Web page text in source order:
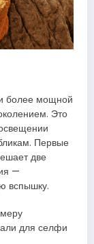
более мощной
Это
Первые
две
—
вспышку.